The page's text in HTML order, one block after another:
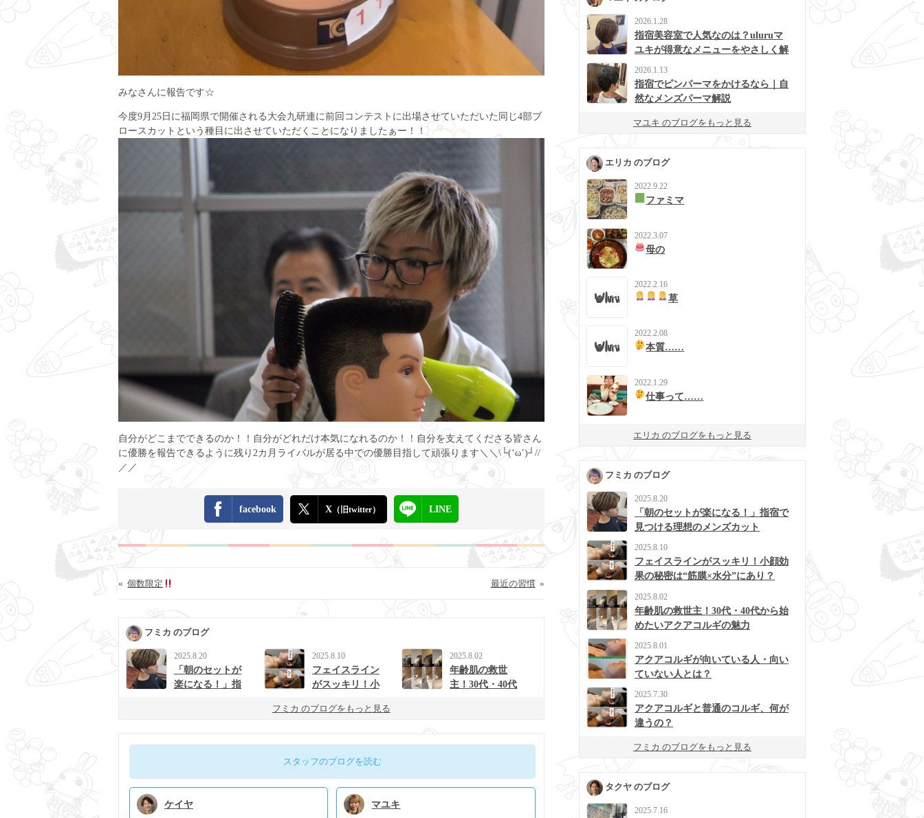
みなさんに報告です☆
今度9月25日に福岡県で開催される大会九研連に前回コンテストに出場させていただいた同じ4部ブ
ロースカットという種目に出させていただくことになりましたぁー！！
自分がどこまでできるのか！！自分がどれだけ本気になれるのか！！自分を支えてくださる皆さん
に優勝を報告できるように残り2カ月ライバルが居る中での優勝目指して頑張ります＼＼\└(‘ω’)┘//
／／
facebook X （旧twitter） LINE
« 個数限定 »
最近の習慣
フミカ のブログ
2025.8.20
「朝のセットが
楽になる！」指
2025.8.10
フェイスライン
がスッキリ！小
は“筋膜×水分”に
2025.8.02
年齢肌の救世
主！30代・40代
フミカ のブログをもっと見る
スタッフのブログを読む
ケイヤ マユキ
2026.1.28
指宿美容室で人気なのは？uluruマ
ユキが得意なメニューをやさしく解
2026.1.13
指宿でピンパーマをかけるなら｜自
然なメンズパーマ解説
マユキ のブログをもっと見る
エリカ のブログ
2022.9.22
ファミマ
2022.3.07
母の
2022.2.16
草
2022.2.08
本質……
2022.1.29
仕事って……
エリカ のブログをもっと見る
フミカ のブログ
2025.8.20
「朝のセットが楽になる！」指宿で
見つける理想のメンズカット
2025.8.10
フェイスラインがスッキリ！小顔効
果の秘密は“筋膜×水分”にあり？
2025.8.02
年齢肌の救世主！30代・40代から始
めたいアクアコルギの魅力
2025.8.01
アクアコルギが向いている人・向い
ていない人とは？
2025.7.30
アクアコルギと普通のコルギ、何が
違うの？
フミカ のブログをもっと見る
タクヤ のブログ
2025.7.16